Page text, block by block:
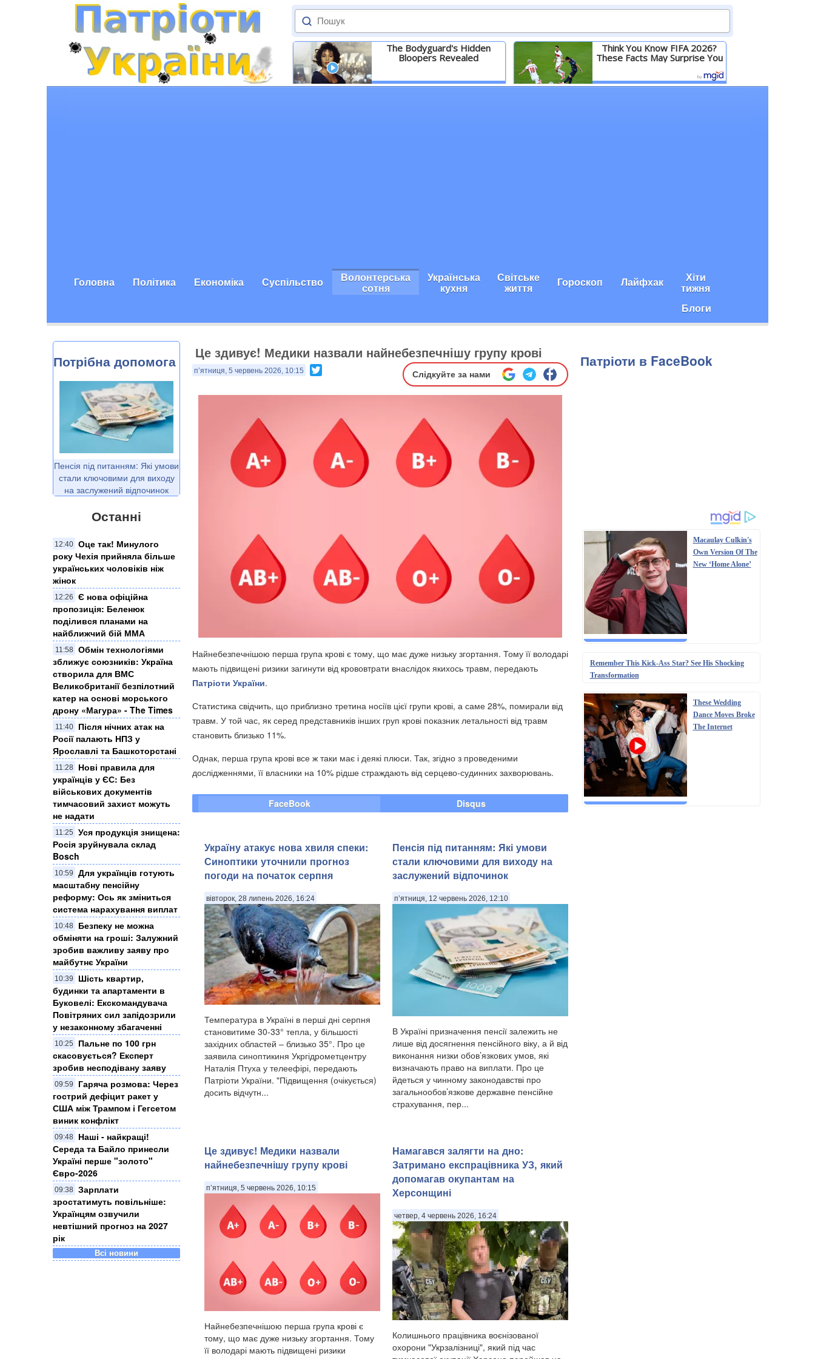
The Bodyguard's Hidden
Bloopers Revealed
Детальніше
Think You Know FIFA 2026?
These Facts May Surprise You
Детальніше
Головна Політика Економіка Суспільство Волонтерська
сотня
Українська
кухня
Світське
життя Гороскоп Лайфхак Хіти
тижня
Блоги
Потрібна допомога
Пенсія під питанням: Які умови
стали ключовими для виходу
на заслужений відпочинок
Останні
12:40 Оце так! Минулого
року Чехія прийняла більше
українських чоловіків ніж
жінок
12:26
Є нова офіційна
пропозиція: Беленюк
поділився планами на
найближчий бій ММА
11:58
Обмін технологіями
зближує союзників: Україна
створила для ВМС
Великобританії безпілотний
катер на основі морського
дрону «Магура» - The Times
11:40
Після нічних атак на
Росії палають НПЗ у
Ярославлі та Башкоторстані
11:28
Нові правила для
українців у ЄС: Без
військових документів
тимчасовий захист можуть
не надати
11:25
Уся продукція знищена:
Росія зруйнувала склад
Bosch
10:59
Для українців готують
масштабну пенсійну
реформу: Ось як зміниться
система нарахування виплат
10:48
Безпеку не можна
обміняти на гроші: Залужний
зробив важливу заяву про
майбутнє України
10:39
Шість квартир,
будинки та апартаменти в
Буковелі: Екскомандувача
Повітряних сил запідозрили
у незаконному збагаченні
10:25
Пальне по 100 грн
скасовується? Експерт
зробив несподівану заяву
09:59
Гаряча розмова: Через
гострий дефіцит ракет у
США між Трампом і Гегсетом
виник конфлікт
09:48
Наші - найкращі!
Середа та Байло принесли
Україні перше "золото"
Євро-2026
09:38 Зарплати
зростатимуть повільніше:
Українцям озвучили
невтішний прогноз на 2027
рік
Всі новини
Це здивує! Медики назвали найнебезпечнішу групу крові
п’ятниця, 5 червень 2026, 10:15 Слідкуйте за нами
Найнебезпечнішою перша група крові є тому, що має дуже низьку згортання. Тому її володарі
мають підвищені ризики загинути від крововтрати внаслідок якихось травм, передають
Патріоти України.
Статистика свідчить, що приблизно третина носіїв цієї групи крові, а саме 28%, помирали від
травм. У той час, як серед представників інших груп крові показник летальності від травм
становить близько 11%.
Однак, перша група крові все ж таки має і деякі плюси. Так, згідно з проведеними
дослідженнями, її власники на 10% рідше страждають від серцево-судинних захворювань.
FaceBook Disqus
Україну атакує нова хвиля спеки:
Синоптики уточнили прогноз
погоди на початок серпня
вівторок, 28 липень 2026, 16:24
Температура в Україні в перші дні серпня
становитиме 30-33° тепла, у більшості
західних областей – близько 35°. Про це
заявила синоптикиня Укргідрометцентру
Наталія Птуха у телеефірі, передають
Патріоти України. "Підвищення (очікується)
досить відчутн...
Пенсія під питанням: Які умови
стали ключовими для виходу на
заслужений відпочинок
п’ятниця, 12 червень 2026, 12:10
В Україні призначення пенсії залежить не
лише від досягнення пенсійного віку, а й від
виконання низки обов’язкових умов, які
визначають право на виплати. Про це
йдеться у чинному законодавстві про
загальнообов’язкове державне пенсійне
страхування, пер...
Це здивує! Медики назвали
найнебезпечнішу групу крові
п’ятниця, 5 червень 2026, 10:15
Найнебезпечнішою перша група крові є
тому, що має дуже низьку згортання. Тому
її володарі мають підвищені ризики
Намагався залягти на дно:
Затримано експрацівника УЗ, який
допомагав окупантам на
Херсонщині
четвер, 4 червень 2026, 16:24
Колишнього працівника воєнізованої
охорони "Укрзалізниці", який під час
Патріоти в FaceBook
Macaulay Culkin's
Own Version Of The
New ‘Home Alone’
Remember This Kick-Ass Star? See His Shocking
Transformation
These Wedding
Dance Moves Broke
The Internet